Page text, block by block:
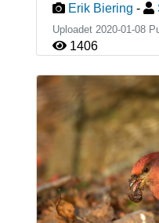
Erik Biering -
Uploadet 2020-01-08
1406